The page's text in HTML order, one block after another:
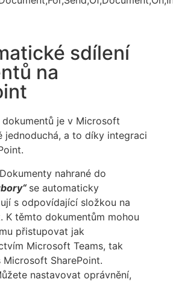
sdílení
na
dokumentů je v Microsoft
jednoduchá, a to díky integraci
Dokumenty nahrané do
se automaticky
s odpovídající složkou na
K těmto dokumentům mohou
přistupovat jak
Microsoft Teams, tak
Microsoft SharePoint.
nastavovat oprávnění,